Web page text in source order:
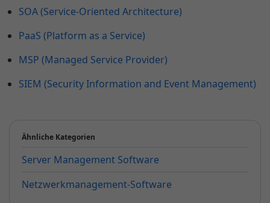
SOA (Service-Oriented Architecture)
PaaS (Platform as a Service)
MSP (Managed Service Provider)
SIEM (Security Information and Event Management)
Ähnliche Kategorien
Server Management Software
Netzwerkmanagement-Software